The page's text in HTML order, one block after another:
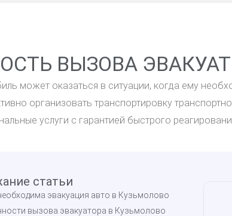
ВЫЗОВА
может оказаться в ситуации, когда ему
организовать транспортировку
услуги с гарантией быстрого
статьи
эвакуация авто в Кузьмолово
вызова эвакуатора в Кузьмолово